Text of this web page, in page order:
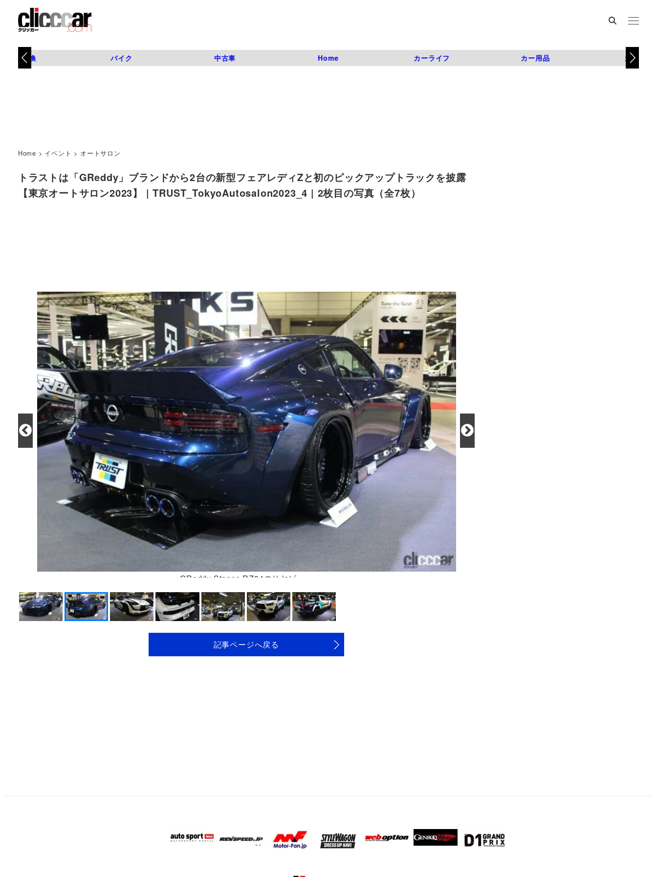
タイヤ交換 バイク 中古車 Home カーライフ カー用品 カスタム
Home > イベント > オートサロン
トラストは「GReddy」ブランドから2台の新型フェアレディZと初のピックアップトラックを披露
【東京オートサロン2023】 | TRUST_TokyoAutosalon2023_4 | 2枚目の写真（全7枚）
GReddy Stance RZ34のリヤビュー
記事ページへ戻る